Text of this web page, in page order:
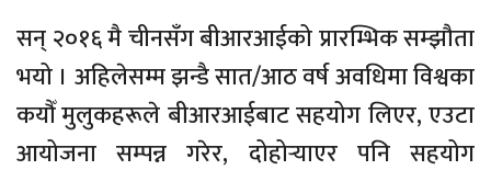
सन् २०१६ मै चीनसँग बीआरआईको प्रारम्भिक सम्झौता
भयो । अहिलेसम्म झन्डै सात/आठ वर्ष अवधिमा विश्वका
कयौँ मुलुकहरूले बीआरआईबाट सहयोग लिएर, एउटा
आयोजना सम्पन्न गरेर, दोहोर्‍याएर पनि सहयोग